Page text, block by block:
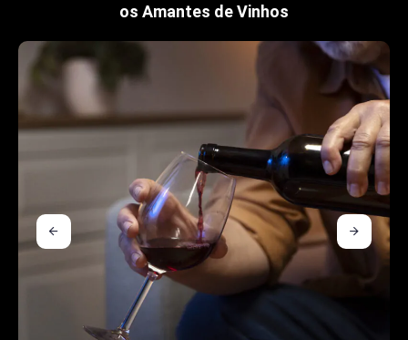
os Amantes de Vinhos